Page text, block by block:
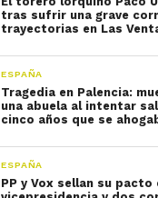
tras sufrir una grave
trayectorias en Las
ESPAÑA
Tragedia en Palencia:
una abuela al intentar
cinco años que se
ESPAÑA
PP y Vox sellan su pacto